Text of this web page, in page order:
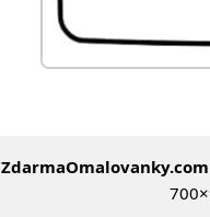
ZdarmaOmalovanky.com